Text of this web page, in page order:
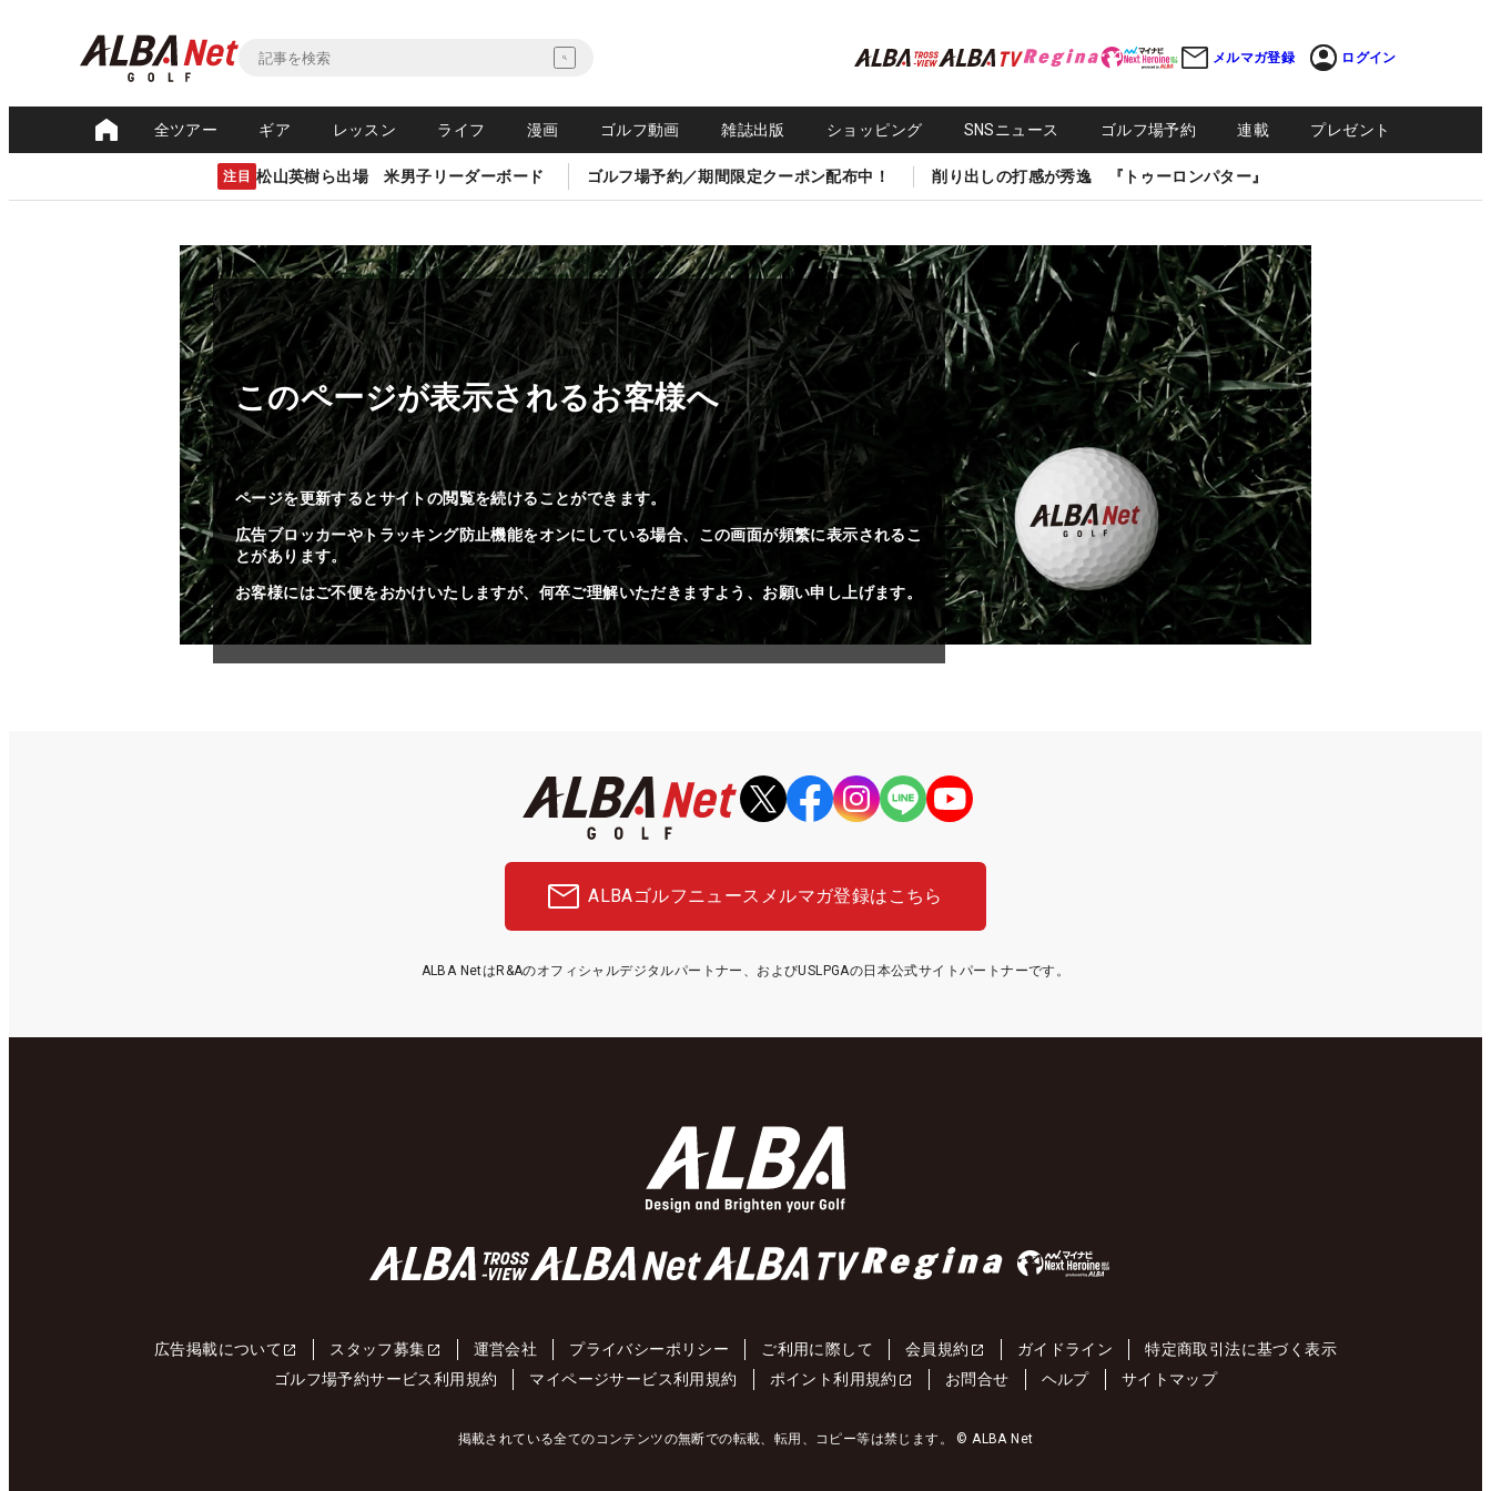
メルマガ登録 ログイン
全ツアー ギア レッスン ライフ 漫画 ゴルフ動画 雑誌出版 ショッピング SNSニュース ゴルフ場予約 連載 プレゼント
注目 松山英樹ら出場 米男子リーダーボード ゴルフ場予約／期間限定クーポン配布中！ 削り出しの打感が秀逸 『トゥーロンパター』
このページが表示されるお客様へ
ページを更新するとサイトの閲覧を続けることができます。
広告ブロッカーやトラッキング防止機能をオンにしている場合、この画面が頻繁に表示されるこ
とがあります。
お客様にはご不便をおかけいたしますが、何卒ご理解いただきますよう、お願い申し上げます。
ALBAゴルフニュース メルマガ登録はこちら
ALBA NetはR&Aのオフィシャルデジタルパートナー、およびUSLPGAの日本公式サイトパートナーです。
広告掲載について スタッフ募集 運営会社 プライバシーポリシー ご利用に際して 会員規約 ガイドライン
特定商取引法に基づく表示
ゴルフ場予約サービス利用規約
マイページサービス利用規約 ポイント利用規約 お問合せ ヘルプ サイトマップ
掲載されている全てのコンテンツの無断での転載、転用、コピー等は禁じます。 © ALBA Net